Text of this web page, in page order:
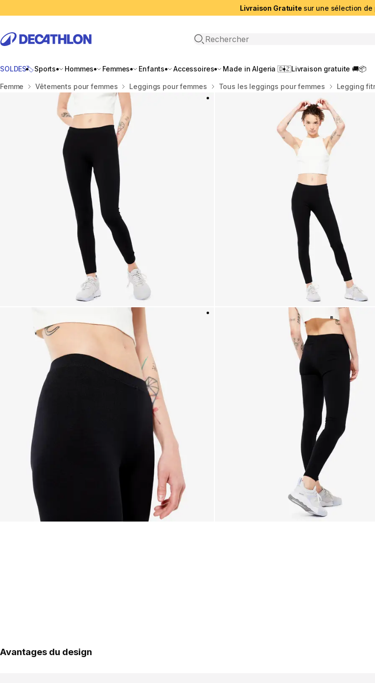
Livraison Gratuite sur une sélection de
Recherche ouverte
SOLDES🏷️Sports Hommes Femmes Enfants Accessoires Made in Algeria 🇩🇿Livraison gratuite 🚚📦
Accueil
Femme Vêtements pour femmes Leggings pour femmes Tous les leggings pour femmes Legging
Avantages du design